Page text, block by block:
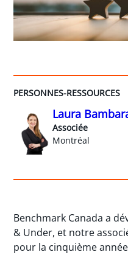
PERSONNES-RESSOURCES
Laura
Associée
Montréal
Benchmark Canada a
& Under, et notre
pour la cinquième